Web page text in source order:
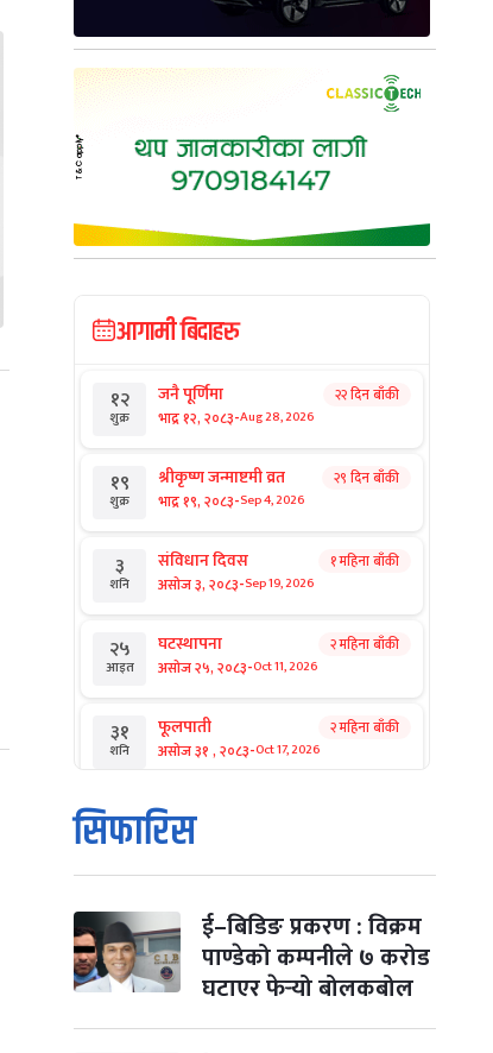
आगामी बिदाहरु
१२
शुक्र
जनै पूर्णिमा
भाद्र १२, २०८३-Aug 28, 2026
२२ दिन बाँकी
१९
शुक्र
श्रीकृष्ण जन्माष्टमी व्रत
भाद्र १९, २०८३-Sep 4, 2026
२९ दिन बाँकी
३
शनि
संविधान दिवस
असोज ३, २०८३-Sep 19, 2026
१ महिना बाँकी
२५
आइत
घटस्थापना
असोज २५, २०८३-Oct 11, 2026
२ महिना बाँकी
३१
शनि
फूलपाती
असोज ३१ , २०८३-Oct 17, 2026
२ महिना बाँकी
१
आइत
कार्तिक सङ्क्रान्ति
कार्तिक १, २०८३
मंगल कार्तिक ३, २०८३-Oct 20, 2026
४ विजयादशमी
कार्तिक ४, २०८३-Oct 21, 2026
२ महिना बाँकी
सिफारिस
ई–बिडिङ प्रकरण : विक्रम
पाण्डेको कम्पनीले ७ करोड
घटाएर फेर्‍यो बोलकबोल